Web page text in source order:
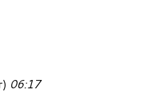
06:17